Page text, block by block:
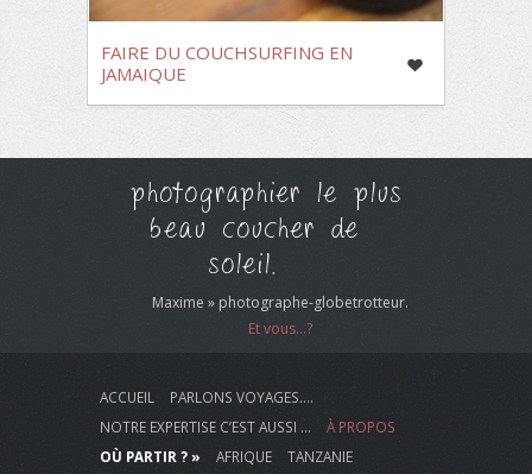
FAIRE DU COUCHSURFING EN
JAMAIQUE
photographier le plus
beau coucher de
soleil.
Maxime » photographe-globetrotteur.
Et vous...?
ACCUEIL
PARLONS VOYAGES….
NOTRE EXPERTISE C’EST AUSSI …
À PROPOS
OÙ PARTIR ? »
AFRIQUE
TANZANIE